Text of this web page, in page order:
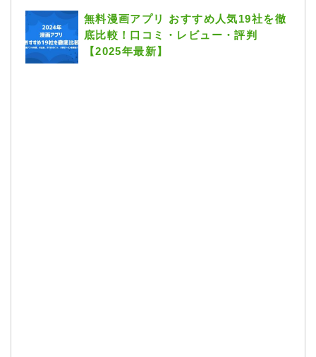
無料漫画アプリ おすすめ人気19社を徹
底比較！口コミ・レビュー・評判
【2025年最新】